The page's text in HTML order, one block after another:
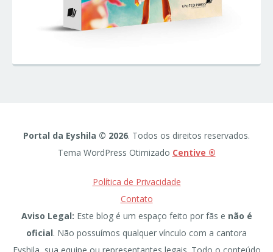
Portal da Eyshila © 2026. Todos os direitos reservados.
Tema WordPress Otimizado Centive ®
Política de Privacidade
Contato
Aviso Legal: Este blog é um espaço feito por fãs e não é
oficial. Não possuímos qualquer vínculo com a cantora